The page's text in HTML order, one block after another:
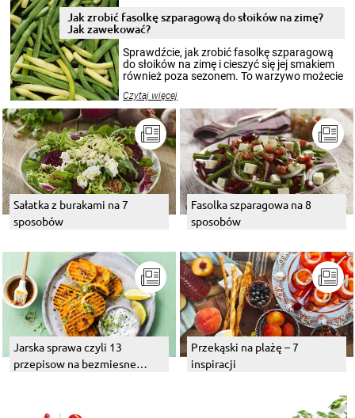
pełni poczuć atmosferę cieplejszych
miesięcy. Przygotowanie słoików ze
patenty, które pozwolą zachować świeżość
przetworów.
Jak zrobić fasolkę szparagową do słoików na zimę?
Jak zawekować?
Sprawdźcie, jak zrobić fasolkę szparagową
do słoików na zimę i cieszyć się jej smakiem
również poza sezonem. To warzywo możecie
nasze propozycje!
Czytaj więcej
Sałatka z burakami na 7
sposobów
Fasolka szparagowa na 8
sposobów
Jarska sprawa czyli 13
przepisow na bezmiesne
Przekąski na plażę – 7
inspiracji